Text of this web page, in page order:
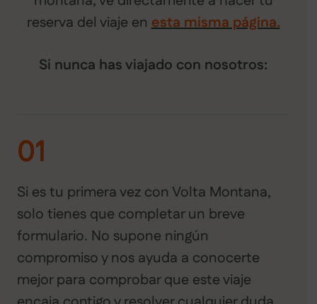
reserva del viaje en esta misma página.
Si nunca has viajado con nosotros:
01
Si es tu primera vez con Volta Montana,
solo tienes que completar un breve
formulario. No supone ningún
compromiso y nos ayuda a conocerte
mejor para comprobar que este viaje